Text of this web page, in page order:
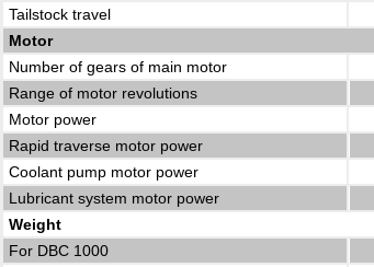
Tailstock travel
Motor
Number of gears of main motor
Range of motor revolutions
Motor power
Rapid traverse motor power
Coolant pump motor power
Lubricant system motor power
Weight
For DBC 1000